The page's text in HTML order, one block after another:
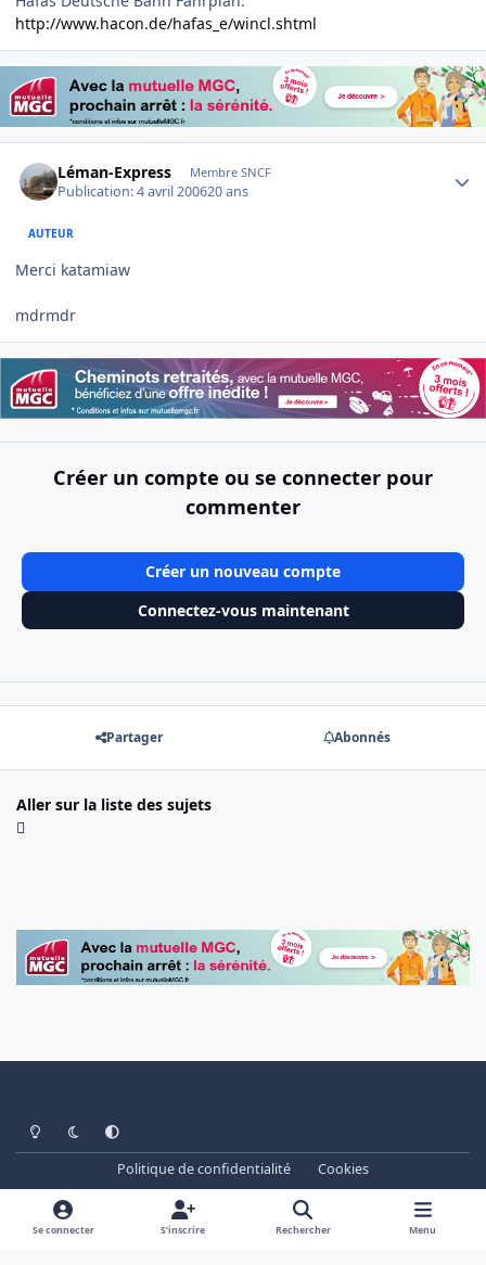
http://www.hacon.de/hafas_e/wincl.shtml
Léman-Express Membre SNCF
Publication:4 avril 200620 ans
AUTEUR
Merci katamiaw
mdrmdr
Créer un compte ou se connecter pour
commenter
Créer un nouveau compte
Connectez-vous maintenant
Partager Abonnés
Aller sur la liste des sujets
Light ModeDark ModeSystem Preference
Politique de confidentialité
Cookies
www.cheminots.net - Forum Libre depuis 2003
Powered by
Invision Community
Se connecter S’inscrire Rechercher Menu